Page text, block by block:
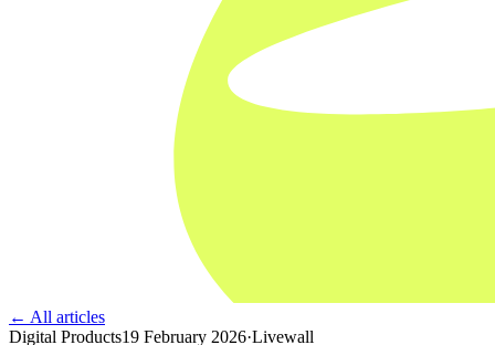
← All articles
Digital Products19 February 2026·Livewall